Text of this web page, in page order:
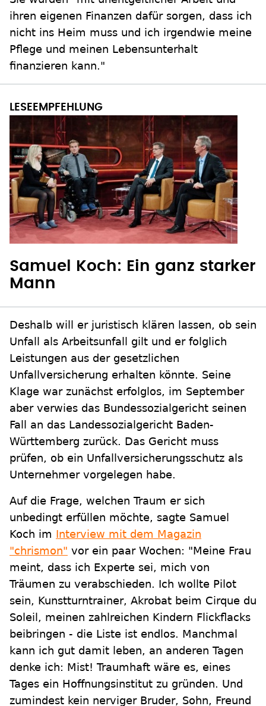
ihren eigenen Finanzen dafür sorgen, dass ich
nicht ins Heim muss und ich irgendwie meine
Pflege und meinen Lebensunterhalt
finanzieren kann."
Samuel Koch: Ein ganz starker
Mann
Deshalb will er juristisch klären lassen, ob sein
Unfall als Arbeitsunfall gilt und er folglich
Leistungen aus der gesetzlichen
Unfallversicherung erhalten könnte. Seine
Klage war zunächst erfolglos, im September
aber verwies das Bundessozialgericht seinen
Fall an das Landessozialgericht Baden-
Württemberg zurück. Das Gericht muss
prüfen, ob ein Unfallversicherungsschutz als
Unternehmer vorgelegen habe.
Auf die Frage, welchen Traum er sich
unbedingt erfüllen möchte, sagte Samuel
Koch im Interview mit dem Magazin
"chrismon" vor ein paar Wochen: "Meine Frau
meint, dass ich Experte sei, mich von
Träumen zu verabschieden. Ich wollte Pilot
sein, Kunstturntrainer, Akrobat beim Cirque du
Soleil, meinen zahlreichen Kindern Flickflacks
beibringen - die Liste ist endlos. Manchmal
kann ich gut damit leben, an anderen Tagen
denke ich: Mist! Traumhaft wäre es, eines
Tages ein Hoffnungsinstitut zu gründen. Und
zumindest kein nerviger Bruder, Sohn, Freund